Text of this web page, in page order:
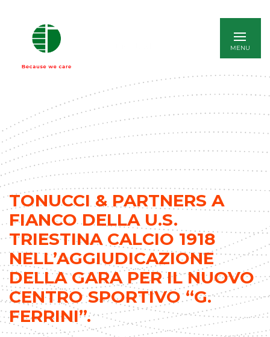
TONUCCI & PARTNERS A
FIANCO DELLA U.S.
TRIESTINA CALCIO 1918
NELL’AGGIUDICAZIONE
DELLA GARA PER IL NUOVO
CENTRO SPORTIVO “G.
FERRINI”.